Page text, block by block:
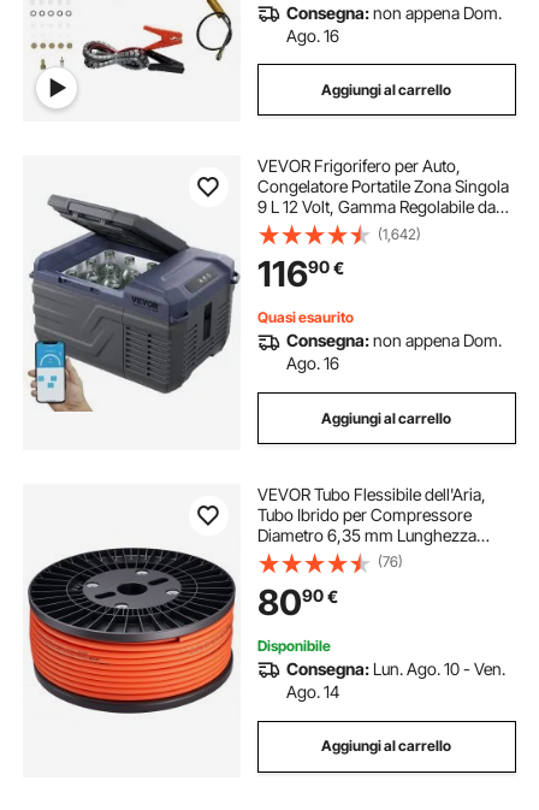
Consegna:non appena Dom.
Ago. 16
Aggiungi al carrello
VEVOR Frigorifero per Auto,
Congelatore Portatile Zona Singola
9 L 12 Volt, Gamma Regolabile da
-20 ~ 20 ℃, Dispositivo di
Raffreddamento a Compressore
12/24 V CC e 100-240 V CA per
Campeggio Camper
(1,642)
11690€
Quasi esaurito
Consegna:non appena Dom.
Ago. 16
Aggiungi al carrello
VEVOR Tubo Flessibile dell'Aria,
Tubo Ibrido per Compressore
Diametro 6,35 mm Lunghezza
7620 cm, 300 PSI, Struttura a Tre
Strati, per Auto e Fai da te, Senza
Raccordi, Colore Arancione
(76)
8090€
Disponibile
Consegna: Lun. Ago. 10 - Ven.
Ago. 14
Aggiungi al carrello